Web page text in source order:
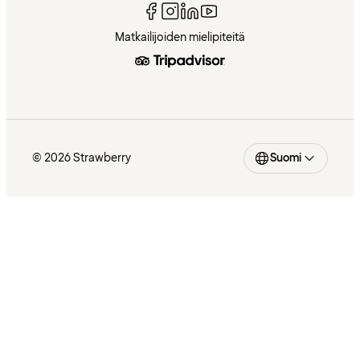
Matkailijoiden mielipiteitä
© 2026 Strawberry Suomi